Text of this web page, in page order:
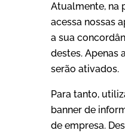
Atualmente, na
acessa nossas
a sua
destes. Apenas
serão ativados.
Para tanto,
banner de
de empresa.